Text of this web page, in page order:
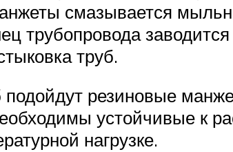
смазывается
трубопровода
труб.
резиновые
устойчивые к
нагрузке.